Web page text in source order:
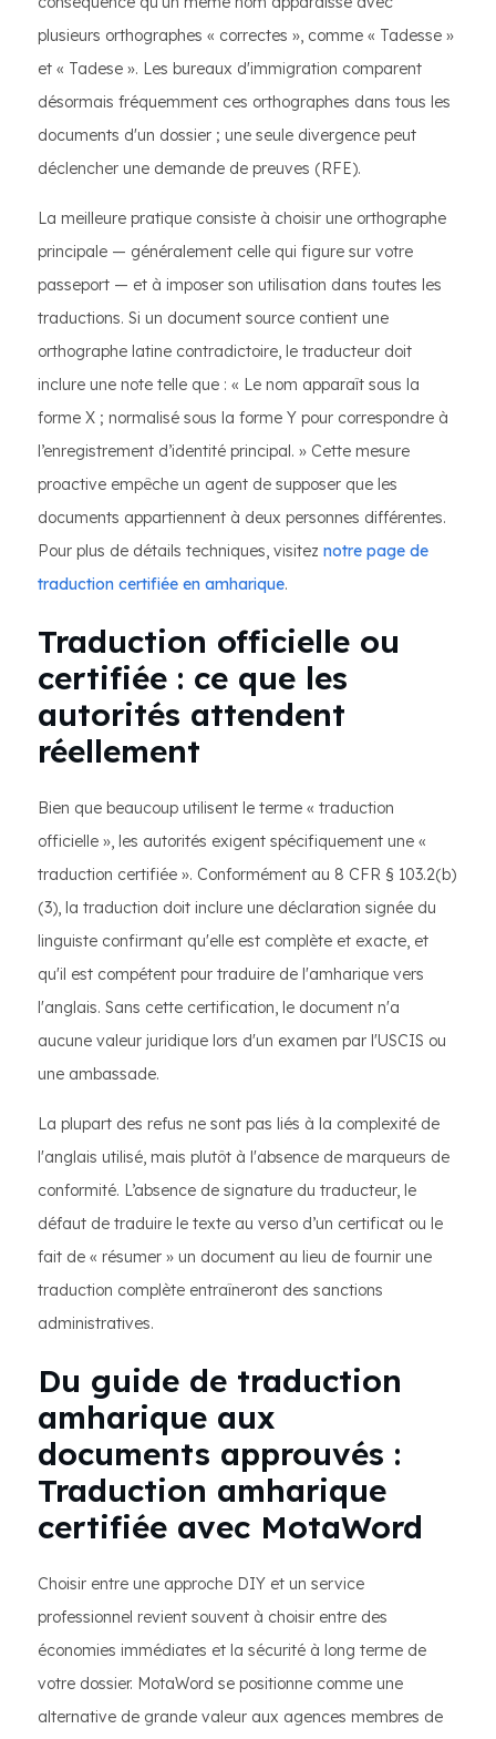
plusieurs orthographes « correctes », comme « Tadesse »
et « Tadese ». Les bureaux d'immigration comparent
désormais fréquemment ces orthographes dans tous les
documents d'un dossier ; une seule divergence peut
déclencher une demande de preuves (RFE).
La meilleure pratique consiste à choisir une orthographe
principale — généralement celle qui figure sur votre
passeport — et à imposer son utilisation dans toutes les
traductions. Si un document source contient une
orthographe latine contradictoire, le traducteur doit
inclure une note telle que : « Le nom apparaît sous la
forme X ; normalisé sous la forme Y pour correspondre à
l’enregistrement d’identité principal. » Cette mesure
proactive empêche un agent de supposer que les
documents appartiennent à deux personnes différentes.
Pour plus de détails techniques, visitez notre page de
traduction certifiée en amharique.
Traduction officielle ou
certifiée : ce que les
autorités attendent
réellement
Bien que beaucoup utilisent le terme « traduction
officielle », les autorités exigent spécifiquement une «
traduction certifiée ». Conformément au 8 CFR § 103.2(b)
(3), la traduction doit inclure une déclaration signée du
linguiste confirmant qu'elle est complète et exacte, et
qu'il est compétent pour traduire de l'amharique vers
l'anglais. Sans cette certification, le document n'a
aucune valeur juridique lors d'un examen par l'USCIS ou
une ambassade.
La plupart des refus ne sont pas liés à la complexité de
l'anglais utilisé, mais plutôt à l'absence de marqueurs de
conformité. L’absence de signature du traducteur, le
défaut de traduire le texte au verso d’un certificat ou le
fait de « résumer » un document au lieu de fournir une
traduction complète entraîneront des sanctions
administratives.
Du guide de traduction
amharique aux
documents approuvés :
Traduction amharique
certifiée avec MotaWord
Choisir entre une approche DIY et un service
professionnel revient souvent à choisir entre des
économies immédiates et la sécurité à long terme de
votre dossier. MotaWord se positionne comme une
alternative de grande valeur aux agences membres de